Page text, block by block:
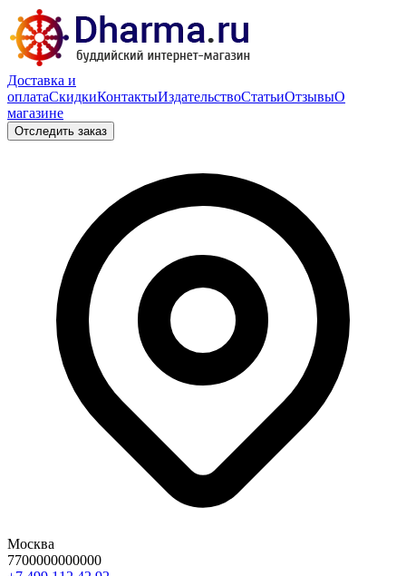
Доставка и
оплатаСкидкиКонтактыИздательствоСтатьиОтзывыО
магазине
Отследить заказ
Москва
7700000000000